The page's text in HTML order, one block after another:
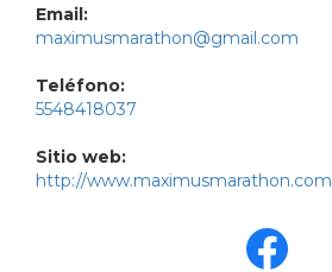
Email:
maximusmarathon@gmail.com
Teléfono:
5548418037
Sitio web:
http://www.maximusmarathon.com